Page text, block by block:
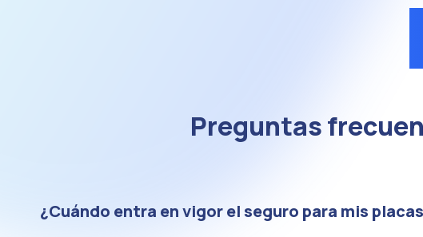
Preguntas
¿Cuándo entra en vigor el seguro para mis